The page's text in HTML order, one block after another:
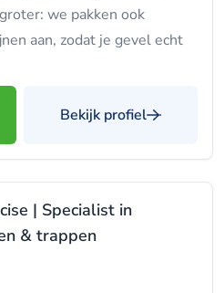
we pakken ook
aan, zodat je gevel echt
Bekijk profiel
| Specialist in
& trappen